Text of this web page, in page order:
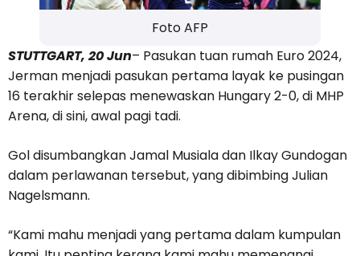
Foto AFP
STUTTGART, 20 Jun– Pasukan tuan rumah Euro 2024,
Jerman menjadi pasukan pertama layak ke pusingan
16 terakhir selepas menewaskan Hungary 2-0, di MHP
Arena, di sini, awal pagi tadi.
Gol disumbangkan Jamal Musiala dan Ilkay Gundogan
dalam perlawanan tersebut, yang dibimbing Julian
Nagelsmann.
“Kami mahu menjadi yang pertama dalam kumpulan